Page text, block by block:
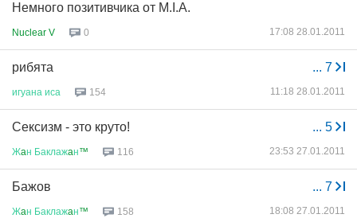
Немного позитивчика от M.I.A.
Nuclear V 0 17:08 28.01.2011
... 7
рибята
игуана иса 154 11:18 28.01.2011
... 5
Сексизм - это круто!
Жaн Баклажaн™ 116 23:53 27.01.2011
... 7
Бажов
Жaн Баклажaн™ 158 18:08 27.01.2011